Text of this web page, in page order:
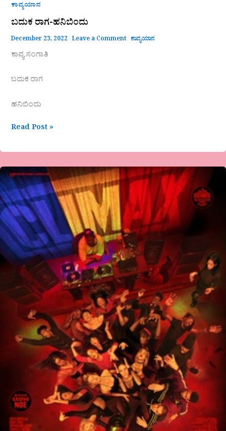
ಕಾವ್ಯಯಾನ
ಬದುಕ ರಾಗ-ಹನಿಬಿಂದು
December 23, 2022 Leave a Comment ಕಾವ್ಯಯಾನ
ಕಾವ್ಯ ಸಂಗಾತಿ
ಬದುಕ ರಾಗ
ಹನಿಬಿಂದು
Read Post »
-ಬಿ.ಟಿ.ನಾಯಕ್
–
ಕ್ಲೈಮ್ಯಾಕ್ಸ್
ಪುರಾಣ